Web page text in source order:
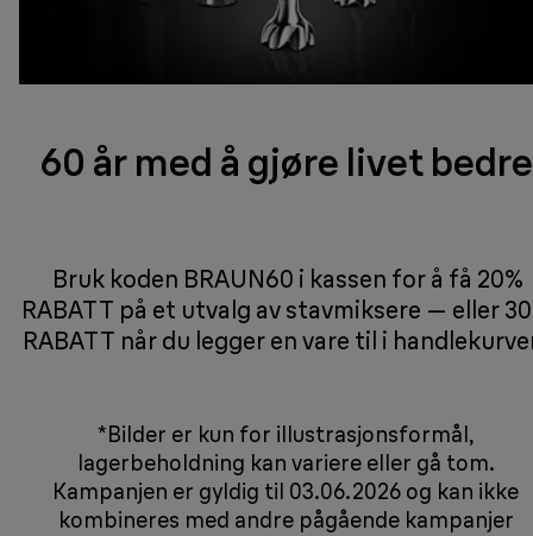
60 år med å gjøre livet bedre
Bruk koden BRAUN60 i kassen for å få 20%
RABATT på et utvalg av stavmiksere — eller
RABATT når du legger en vare til i
*Bilder er kun for illustrasjonsformål,
lagerbeholdning kan variere eller gå tom.
Kampanjen er gyldig til 03.06.2026 og kan ikke
kombineres med andre pågående kampanjer